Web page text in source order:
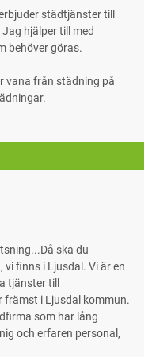
städtjänster till
hjälper till med
behöver göras.
vana från städning på
ska du
vi finns i Ljusdal. Vi är en
tjänster till
främst i Ljusdal kommun.
som har lång
och erfaren personal,